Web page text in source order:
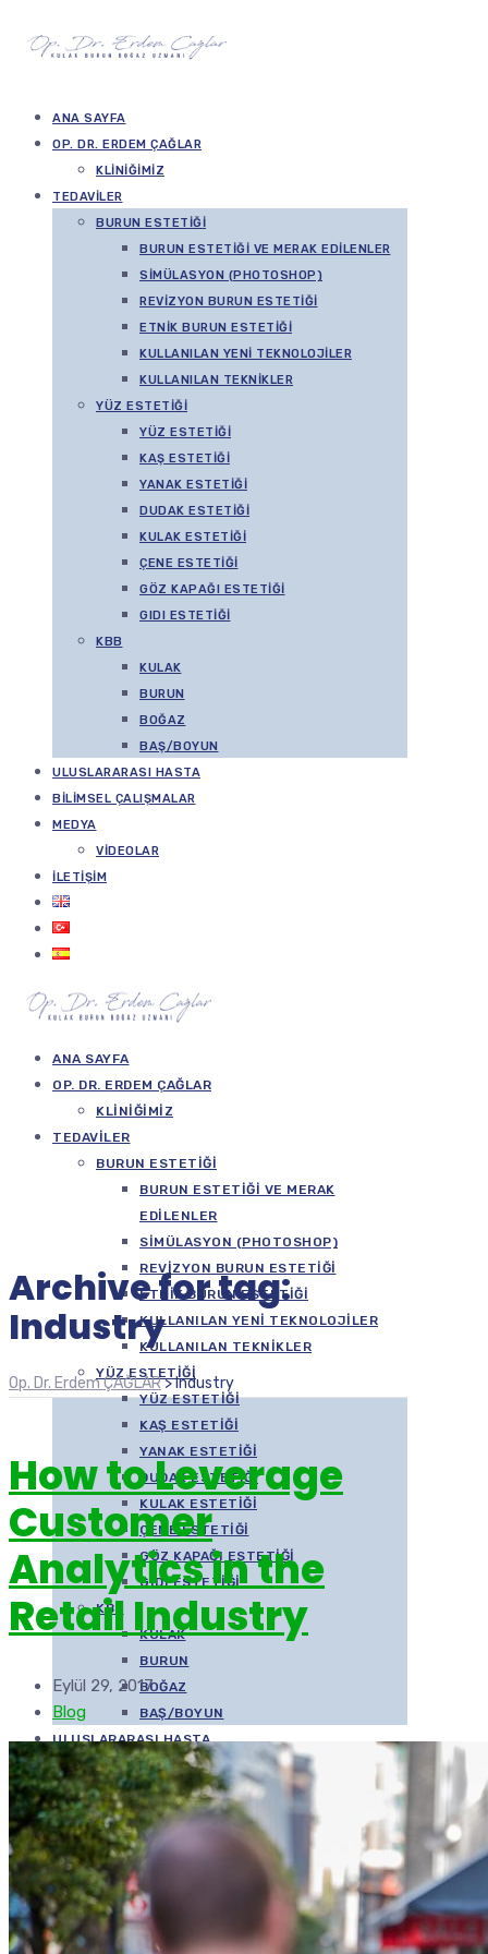
ANA SAYFA
OP. DR. ERDEM ÇAĞLAR
KLINIĞIMIZ
TEDAVILER
BURUN ESTETIĞI
BURUN ESTETIĞI VE MERAK EDILENLER
SIMÜLASYON (PHOTOSHOP)
REVIZYON BURUN ESTETIĞI
ETNIK BURUN ESTETIĞI
KULLANILAN YENI TEKNOLOJILER
KULLANILAN TEKNIKLER
YÜZ ESTETIĞI
YÜZ ESTETIĞI
KAŞ ESTETIĞI
YANAK ESTETIĞI
DUDAK ESTETIĞI
KULAK ESTETIĞI
ÇENE ESTETIĞI
GÖZ KAPAĞI ESTETIĞI
GIDI ESTETIĞI
KBB
KULAK
BURUN
BOĞAZ
BAŞ/BOYUN
ULUSLARARASI HASTA
BILIMSEL ÇALIŞMALAR
MEDYA
VIDEOLAR
İLETIŞIM
ANA SAYFA
OP. DR. ERDEM ÇAĞLAR
KLINIĞIMIZ
TEDAVILER
BURUN ESTETIĞI
BURUN ESTETIĞI VE MERAK
EDILENLER
SIMÜLASYON (PHOTOSHOP)
REVIZYON BURUN ESTETIĞI
ETNIK BURUN ESTETIĞI
KULLANILAN YENI TEKNOLOJILER
KULLANILAN TEKNIKLER
YÜZ ESTETIĞI
YÜZ ESTETIĞI
KAŞ ESTETIĞI
YANAK ESTETIĞI
DUDAK ESTETIĞI
KULAK ESTETIĞI
ÇENE ESTETIĞI
GÖZ KAPAĞI ESTETIĞI
GIDI ESTETIĞI
KBB
KULAK
BURUN
BOĞAZ
BAŞ/BOYUN
ULUSLARARASI HASTA
BILIMSEL ÇALIŞMALAR
MEDYA
VIDEOLAR
İLETIŞIM
Archive for tag:
Industry
Op. Dr. Erdem ÇAĞLAR>Industry
How to Leverage
Customer
Analytics in the
Retail Industry
Eylül 29, 2017
Blog